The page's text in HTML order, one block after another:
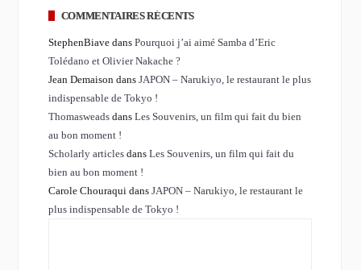
COMMENTAIRES RÉCENTS
StephenBiave dans Pourquoi j’ai aimé Samba d’Eric
Tolédano et Olivier Nakache ?
Jean Demaison dans JAPON – Narukiyo, le restaurant le plus
indispensable de Tokyo !
Thomasweadsdans Les Souvenirs, un film qui fait du bien
au bon moment !
Scholarly articlesdans Les Souvenirs, un film qui fait du
bien au bon moment !
Carole Chouraqui dans JAPON – Narukiyo, le restaurant le
plus indispensable de Tokyo !